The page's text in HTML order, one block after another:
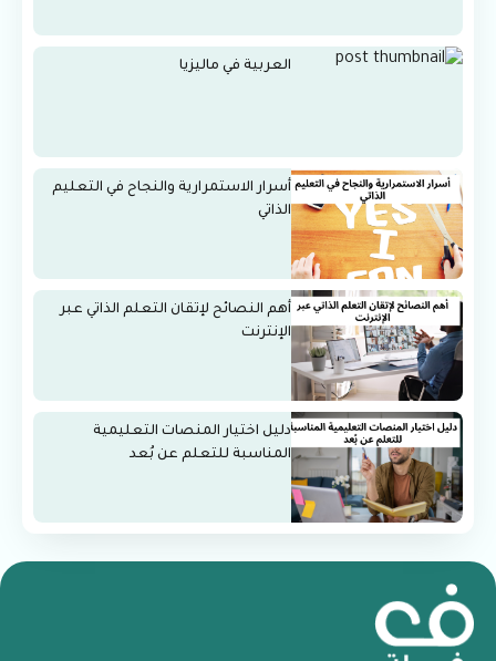
العربية في ماليزيا
أسرار الاستمرارية والنجاح في التعليم
الذاتي
أهم النصائح لإتقان التعلم الذاتي عبر
الإنترنت
دليل اختيار المنصات التعليمية
المناسبة للتعلم عن بُعد